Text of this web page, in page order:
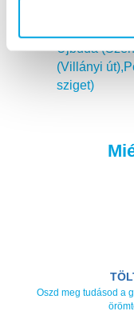
Újbuda
(Villányi
sziget)
Oszd meg tudásod a